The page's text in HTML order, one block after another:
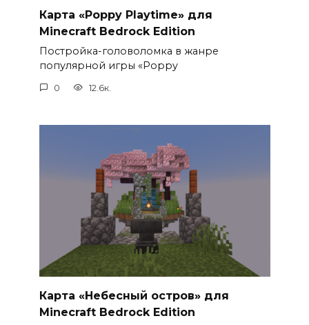
Карта «Poppy Playtime» для
Minecraft Bedrock Edition
Постройка-головоломка в жанре
популярной игры «Poppy
0 12.6к.
Карта «Небесный остров» для
Minecraft Bedrock Edition